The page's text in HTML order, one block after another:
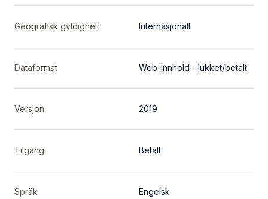
Geografisk gyldighet Internasjonalt
Dataformat Web-innhold - lukket/betalt
Versjon 2019
Tilgang Betalt
Språk Engelsk